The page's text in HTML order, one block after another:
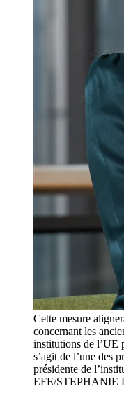
Cette mesure
concernant les
institutions de l’UE
s’agit de l’une des
présidente de
EFE/STEPHANIE